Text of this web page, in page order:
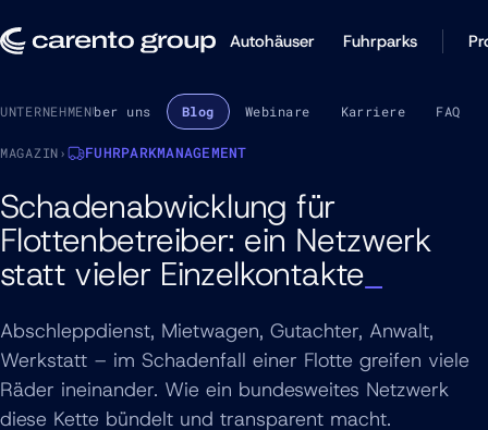
Autohäuser Fuhrparks
UNTERNEHMENÜber uns Blog Webinare Karriere FAQ
MAGAZIN› FUHRPARKMANAGEMENT
Schadenabwicklung für
Flottenbetreiber: ein Netzwerk
statt vieler Einzelkontakte
Abschleppdienst, Mietwagen, Gutachter, Anwalt,
Werkstatt – im Schadenfall einer Flotte greifen viele
Räder ineinander. Wie ein bundesweites Netzwerk
diese Kette bündelt und transparent macht.